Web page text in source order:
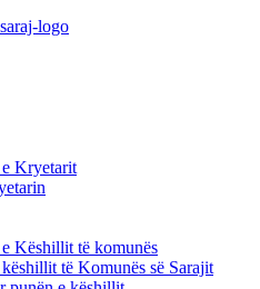
Kryetarit
Këshillit të komunës
të Komunës së Sarajit